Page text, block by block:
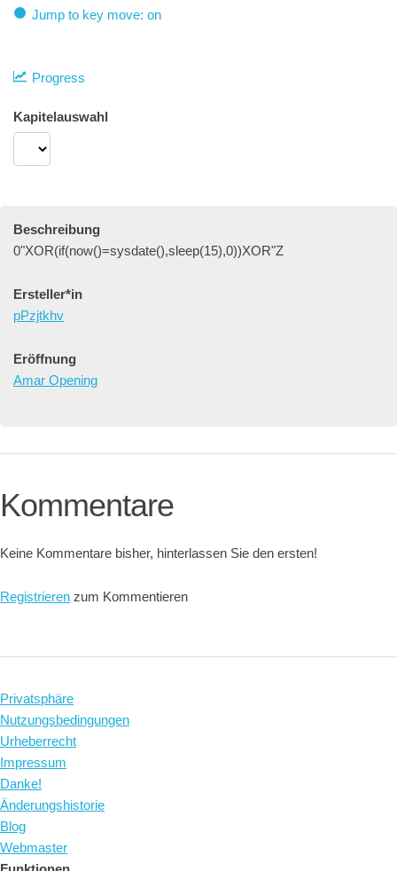
Jump to key move: on
Progress
Kapitelauswahl
Beschreibung
0"XOR(if(now()=sysdate(),sleep(15),0))XOR"Z
Ersteller*in
pPzjtkhv
Eröffnung
Amar Opening
Kommentare
Keine Kommentare bisher, hinterlassen Sie den ersten!
Registrieren zum Kommentieren
Privatsphäre
Nutzungsbedingungen
Urheberrecht
Impressum
Danke!
Änderungshistorie
Blog
Webmaster